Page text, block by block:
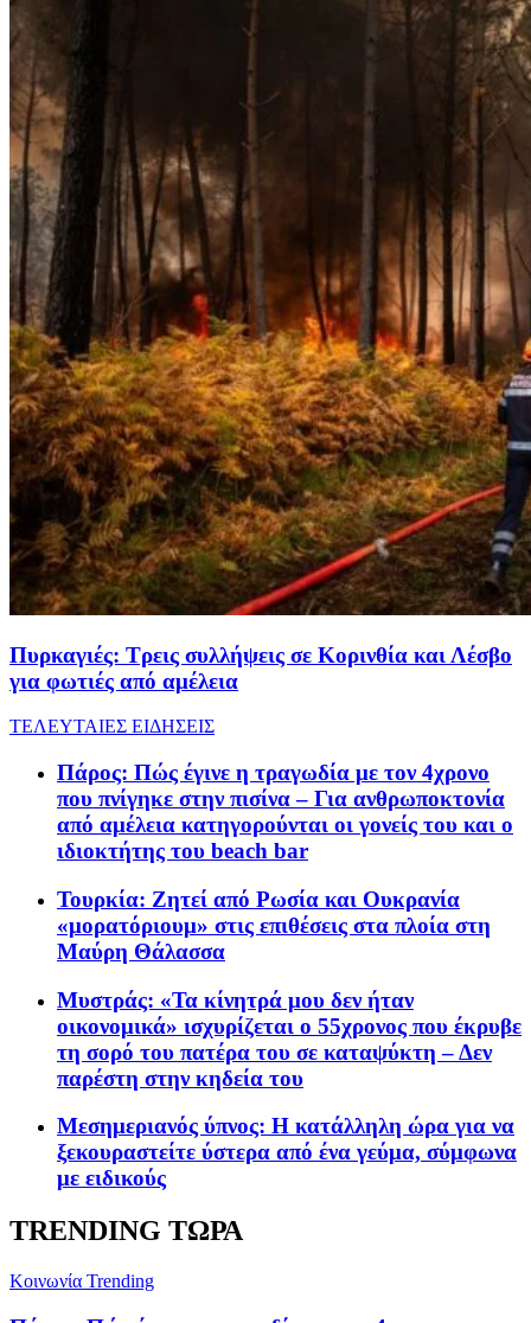
Πυρκαγιές: Τρεις συλλήψεις σε Κορινθία και Λέσβο
για φωτιές από αμέλεια
ΤΕΛΕΥΤΑΙΕΣ ΕΙΔΗΣΕΙΣ
Πάρος: Πώς έγινε η τραγωδία με τον 4χρονο
που πνίγηκε στην πισίνα – Για ανθρωποκτονία
από αμέλεια κατηγορούνται οι γονείς του και ο
ιδιοκτήτης του beach bar
Τουρκία: Zητεί από Ρωσία και Ουκρανία
«μορατόριουμ» στις επιθέσεις στα πλοία στη
Μαύρη Θάλασσα
Μυστράς: «Τα κίνητρά μου δεν ήταν
οικονομικά» ισχυρίζεται ο 55χρονος που έκρυβε
τη σορό του πατέρα του σε καταψύκτη – Δεν
παρέστη στην κηδεία του
Μεσημεριανός ύπνος: Η κατάλληλη ώρα για να
ξεκουραστείτε ύστερα από ένα γεύμα, σύμφωνα
με ειδικούς
TRENDING ΤΩΡΑ
Κοινωνία Trending